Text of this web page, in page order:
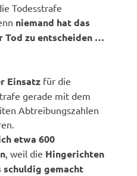
Todesstrafe
niemand hat das
Tod zu entscheiden …
Einsatz für die
gerade mit dem
Abtreibungszahlen
etwa 600
, weil die Hingerichten
schuldig gemacht